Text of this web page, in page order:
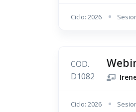
Ciclo: 2026
COD.
D1082
Ciclo: 2026